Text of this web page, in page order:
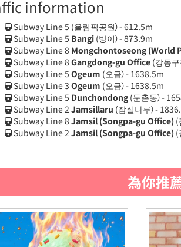
information
Subway Line 5 (올림픽공원）- 612.5m
Subway Line 5 Bangi(방이）- 873.9m
Subway Line 8 Mongchontoseong (World
Subway Line 8 Gangdong-gu Office(강동구
Subway Line 5 Ogeum (오금）- 1638.5m
Subway Line 3 Ogeum (오금）- 1638.5m
Subway Line 5 Dunchondong(둔촌동）-
Subway Line 2 Jamsillaru (잠실나루）-
Subway Line 8 Jamsil (Songpa-gu Office) (
Subway Line 2 Jamsil (Songpa-gu Office) (
為你推